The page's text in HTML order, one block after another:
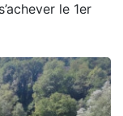
le 1er